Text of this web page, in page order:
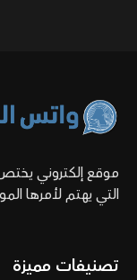
موقع إلكتروني
التي يهتم لأمرها
تصنيفات مميزة